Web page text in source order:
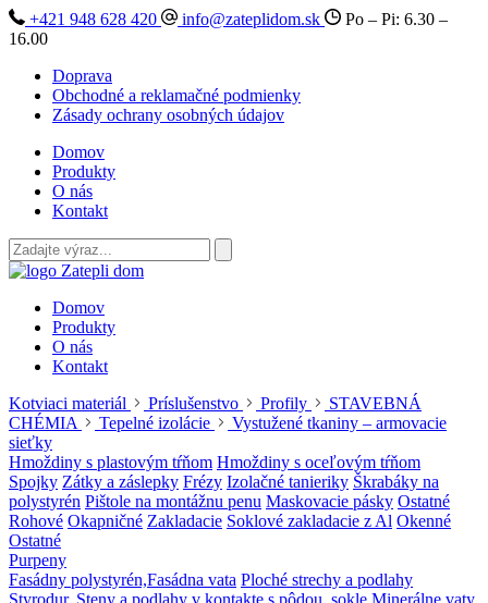
+421 948 628 420 info@zateplidom.sk
Po – Pi: 6.30 –
16.00
Doprava
Obchodné a reklamačné podmienky
Zásady ochrany osobných údajov
Domov
Produkty
O nás
Kontakt
Domov
Produkty
O nás
Kontakt
Kotviaci materiál
Príslušenstvo Profily
STAVEBNÁ
CHÉMIA
Tepelné izolácie
Vystužené tkaniny – armovacie
sieťky
Hmoždiny s plastovým tŕňom Hmoždiny s oceľovým tŕňom
Spojky Zátky a záslepky Frézy Izolačné tanieriky Škrabáky na
polystyrén Pištole na montážnu penu Maskovacie pásky Ostatné
Rohové Okapničné Zakladacie Soklové zakladacie z Al Okenné
Ostatné
Purpeny
Fasádny polystyrén,Fasádna vata Ploché strechy a podlahy
Styrodur. Steny a podlahy v kontakte s pôdou, sokle Minerálne vaty